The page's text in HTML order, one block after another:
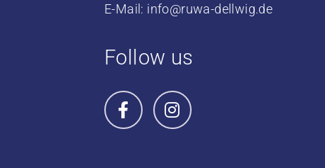
E-Mail: info@ruwa-dellwig.de
Follow us